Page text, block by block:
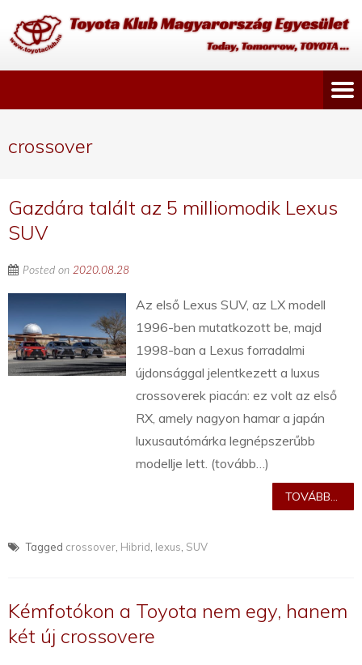
crossover
Gazdára talált az 5 milliomodik Lexus
SUV
Posted on 2020.08.28
Az első Lexus SUV, az LX modell
1996-ben mutatkozott be, majd
1998-ban a Lexus forradalmi
újdonsággal jelentkezett a luxus
crossoverek piacán: ez volt az első
RX, amely nagyon hamar a japán
luxusautómárka legnépszerűbb
modellje lett. (tovább…)
TOVÁBB...
Tagged crossover Hibrid lexus SUV
Kémfotókon a Toyota nem egy, hanem
két új crossovere